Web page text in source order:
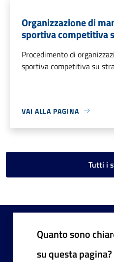
Organizzazione di
sportiva competitiva
Procedimento di
sportiva competitiva su
VAI ALLA PAGINA
Tutti i
Quanto sono
su questa pagina?